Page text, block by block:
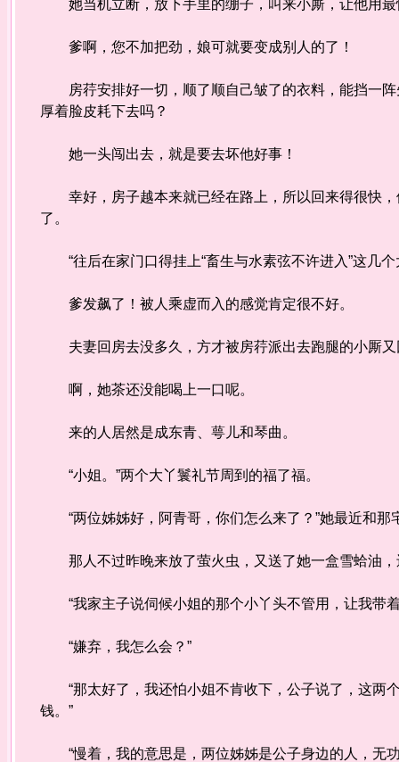
她当机立断，放下手里的绷子，叫来小厮，让他用最
爹啊，您不加把劲，娘可就要变成别人的了！
房荇安排好一切，顺了顺自己皱了的衣料，能挡一阵
厚着脸皮耗下去吗？
她一头闯出去，就是要去坏他好事！
幸好，房子越本来就已经在路上，所以回来得很快，
了。
“往后在家门口得挂上“畜生与水素弦不许进入”这几个
爹发飙了！被人乘虚而入的感觉肯定很不好。
夫妻回房去没多久，方才被房荇派出去跑腿的小厮又
啊，她茶还没能喝上一口呢。
来的人居然是成东青、萼儿和琴曲。
“小姐。”两个大丫鬟礼节周到的福了福。
“两位姊姊好，阿青哥，你们怎么来了？”她最近和那
那人不过昨晚来放了萤火虫，又送了她一盒雪蛤油，
“我家主子说伺候小姐的那个小丫头不管用，让我带
“嫌弃，我怎么会？”
“那太好了，我还怕小姐不肯收下，公子说了，这两
钱。”
“慢着，我的意思是，两位姊姊是公子身边的人，无